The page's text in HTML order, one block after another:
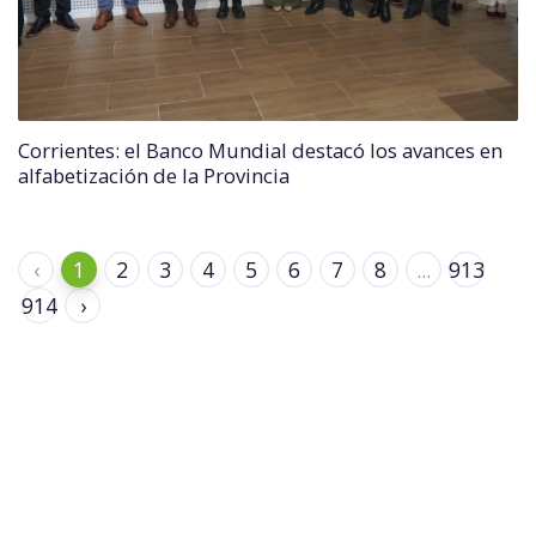
Corrientes: el Banco Mundial destacó los avances en
alfabetización de la Provincia
‹ 1 2 3 4 5 6 7 8 ...
913
914
›